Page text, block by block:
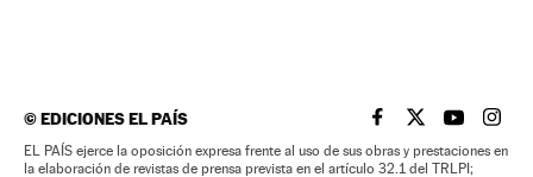
©EDICIONES EL PAÍS EL PAÍS BRASIL EN
EL PAÍSEL PAÍS
EL
EL PAÍS ejerce la oposición expresa frente al uso de sus obras y prestaciones en
la elaboración de revistas de prensa prevista en el artículo 32.1 del TRLPI;